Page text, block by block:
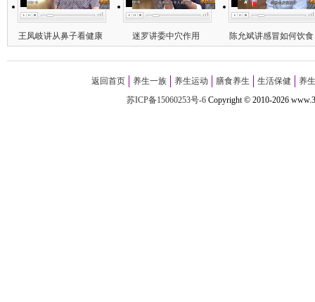
王凤岐讲从鼻子看健康 迷罗讲委中穴作用 陈允斌讲感冒如何饮食
返回首页 养生一族 养生运动 膳食养生 生活保健
养
苏ICP备15060253号-6Copyright©2010-2026